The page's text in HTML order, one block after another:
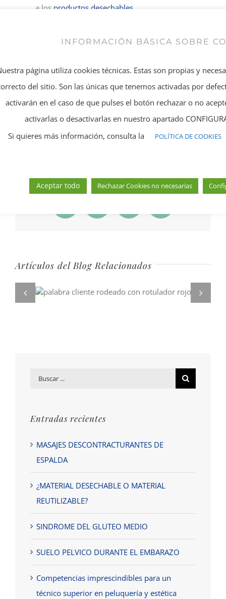
a los productos desechables
Trato cercano y cálido.
desechablespara ofrecer el mejor servicio.
Precios competentes.
Una atención al cliente impecable.
Comparte el Artículo!
electrónico
Artículos del Blog Relacionados
Buscar
Entradas recientes
MASAJES DESCONTRACTURANTES DE
ESPALDA
¿MATERIAL DESECHABLE O MATERIAL
REUTILIZABLE?
SINDROME DEL GLUTEO MEDIO
SUELO PELVICO DURANTE EL EMBARAZO
Competencias imprescindibles para un
técnico superior en peluquería y estética
INFORMACIÓN BÁSICA SOBRE
página utiliza cookies técnicas. Estas son propias y
del sitio. Son las únicas que tenemos activadas por
activarán en el caso de que pulses el botón rechazar o no
activarlas o desactivarlas en nuestro apartado
Si quieres más información, consulta la
POLÍTICA DE COOKIES
Aceptar todo Rechazar Cookies no necesarias